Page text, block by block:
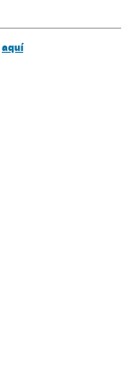
aquí